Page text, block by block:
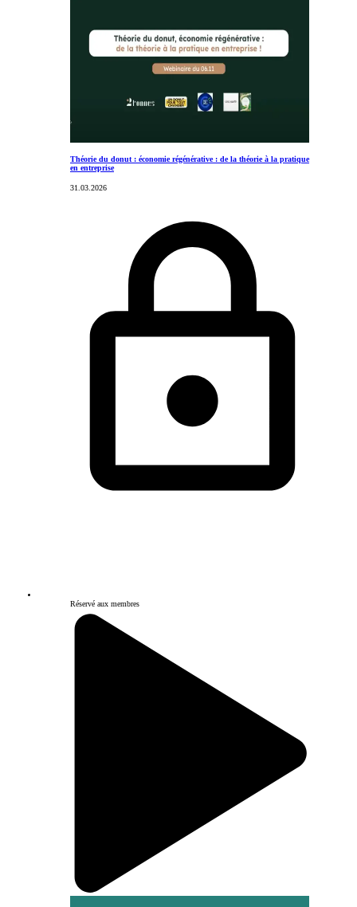
Théorie du donut : économie régénérative : de la théorie à la pratique
en entreprise
31.03.2026
Réservé aux membres